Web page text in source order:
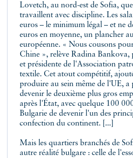
Lovetch, au nord-est de Sofia,
travaillent avec discipline. Les
euros – le minimum légal – et ne
euros en moyenne, un plancher
européenne. « Nous cousons
Chine », relève Radina Bankova,
et présidente de l'Association
textile. Cet atout compétitif,
produire au sein même de l'UE, a
devenir le deuxième plus gros
après l'État, avec quelque 100
Bulgarie de devenir l'un des
confection du continent. [...]
Mais les quartiers branchés de
autre réalité bulgare : celle de